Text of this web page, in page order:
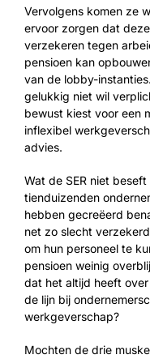
Vervolgens komen ze
ervoor zorgen dat
verzekeren tegen
pensioen kan
van de lobby-
gelukkig niet wil
bewust kiest voor een
inflexibel
advies.
Wat de SER niet
tienduizenden
hebben gecreëerd
net zo slecht
om hun personeel te
pensioen weinig
dat het altijd heeft
de lijn bij
werkgeverschap?
Mochten de drie